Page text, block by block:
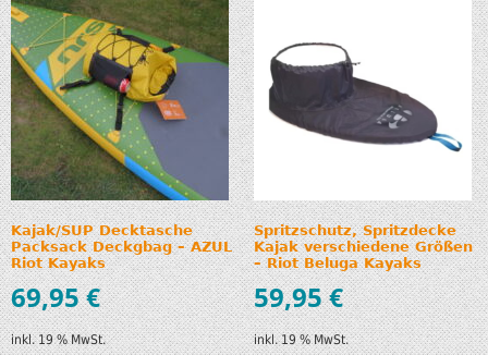
Kajak/SUP Decktasche
Packsack Deckgbag – AZUL
Riot Kayaks
69,95€
inkl. 19 % MwSt.
Spritzschutz, Spritzdecke
Kajak verschiedene Größen
– Riot Beluga Kayaks
59,95€
inkl. 19 % MwSt.